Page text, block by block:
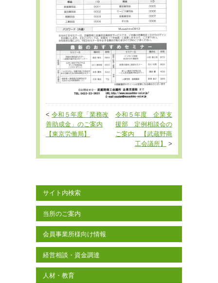
<令和５年度「業務改
善助成金」のご案内
【東京労働局】
令和５年度 企業支
援部 定例相談会の
ご案内 【武蔵野商
工会議所】
>
サイト内検索
当所のご案内
会員事業所様向け情報
経営相談・資金調達
人材・教育